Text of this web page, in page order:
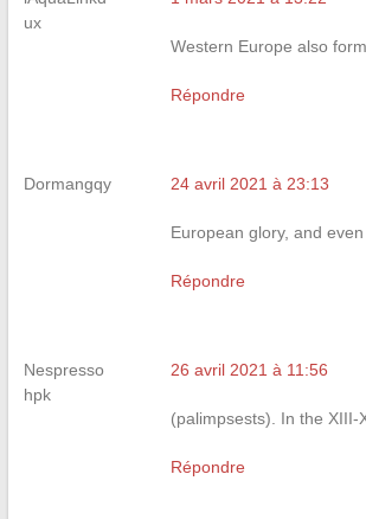
ux
Western Europe also
Répondre
Dormangqy 24 avril 2021 à 23:13
European glory, and
Répondre
Nespresso
hpk
26 avril 2021 à 11:56
(palimpsests). In the XIII-
Répondre